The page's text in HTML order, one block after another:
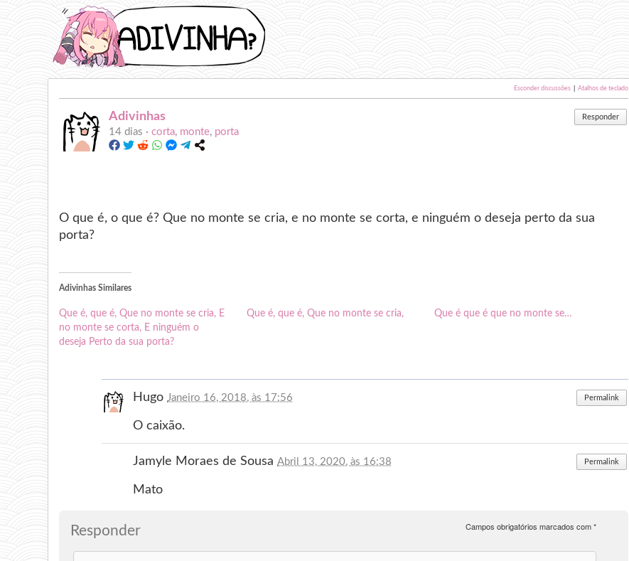
Esconder discussões Atalhos de teclado
Adivinhas Responder
14 dias ·corta, monte, porta
O que é, o que é? Que no monte se cria, e no monte se corta, e ninguém o deseja perto da sua
porta?
Adivinhas Similares
Que é, que é, Que no monte se cria, E
no monte se corta, E ninguém o
deseja Perto da sua porta?
Que é, que é, Que no monte se cria, Que é que é que no monte se…
Hugo Janeiro 16, 2018, às 17:56 Permalink
O caixão.
Jamyle Moraes de SousaAbril 13, 2020, às 16:38 Permalink
Mato
Responder Campos obrigatórios marcados com*